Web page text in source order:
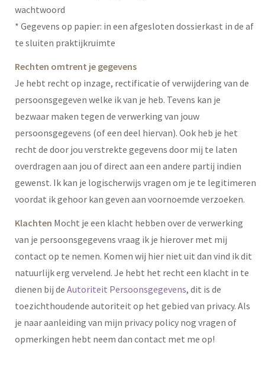
wachtwoord
* Gegevens op papier: in een afgesloten dossierkast in de af
te sluiten praktijkruimte
Rechten omtrent je gegevens
Je hebt recht op inzage, rectificatie of verwijdering van de
persoonsgegeven welke ik van je heb. Tevens kan je
bezwaar maken tegen de verwerking van jouw
persoonsgegevens (of een deel hiervan). Ook heb je het
recht de door jou verstrekte gegevens door mij te laten
overdragen aan jou of direct aan een andere partij indien
gewenst. Ik kan je logischerwijs vragen om je te legitimeren
voordat ik gehoor kan geven aan voornoemde verzoeken.
Klachten Mocht je een klacht hebben over de verwerking
van je persoonsgegevens vraag ik je hierover met mij
contact op te nemen. Komen wij hier niet uit dan vind ik dit
natuurlijk erg vervelend. Je hebt het recht een klacht in te
dienen bij de Autoriteit Persoonsgegevens, dit is de
toezichthoudende autoriteit op het gebied van privacy. Als
je naar aanleiding van mijn privacy policy nog vragen of
opmerkingen hebt neem dan contact met me op!